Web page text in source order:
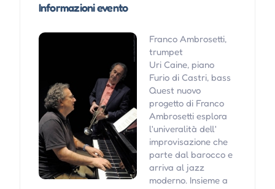
Informazioni evento
Franco Ambrosetti,
trumpet
Uri Caine, piano
Furio di Castri, bass
Quest nuovo
progetto di Franco
Ambrosetti esplora
l'univeralità dell'
improvisazione che
parte dal barocco e
arriva al jazz
moderno. Insieme a